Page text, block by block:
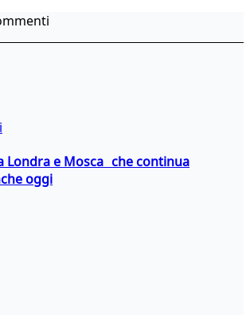
Londra e Mosca che continua
oggi